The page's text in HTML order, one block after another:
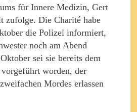
für Innere Medizin, Gert
zufolge. Die Charité habe
die Polizei informiert,
noch am Abend
sei sie bereits dem
worden, der
Mordes erlassen